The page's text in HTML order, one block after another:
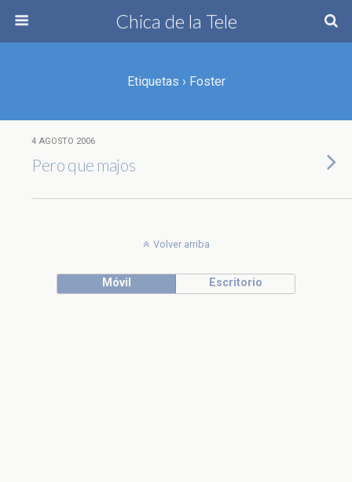
Chica de la Tele
Etiquetas › Foster
4 AGOSTO 2006
Pero que majos
Volver arriba
Móvil Escritorio